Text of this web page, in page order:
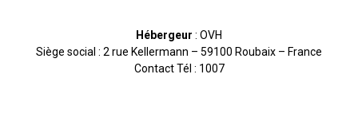
Hébergeur : OVH
Siège social : 2 rue Kellermann – 59100 Roubaix – France
Contact Tél : 1007